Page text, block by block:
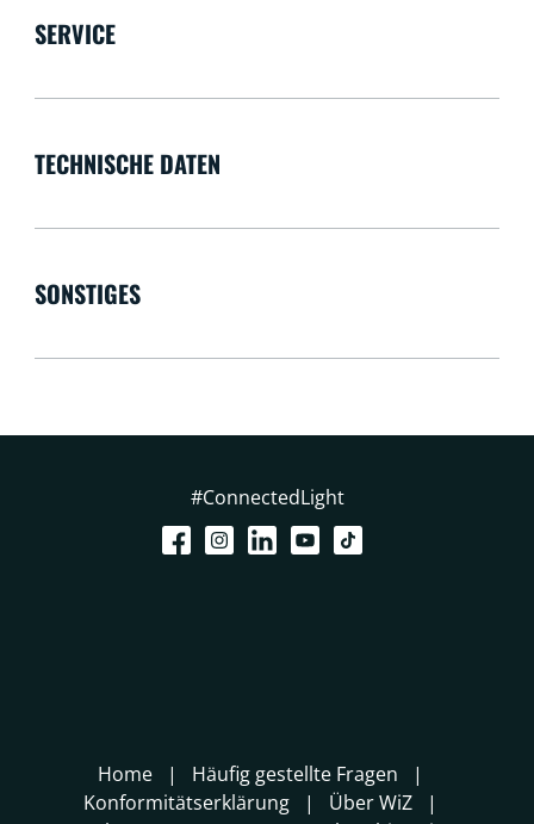
SERVICE
TECHNISCHE DATEN
SONSTIGES
#ConnectedLight
Home
Häufig gestellte Fragen
Konformitätserklärung
Über WiZ